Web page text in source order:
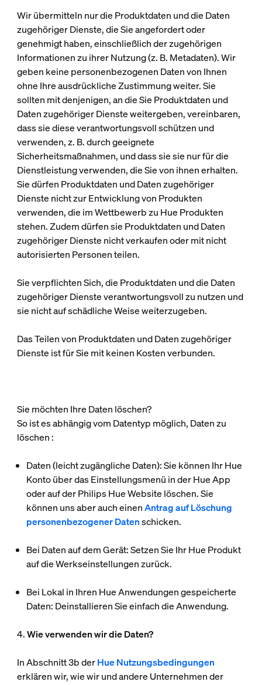
Wir übermitteln nur die Produktdaten und die Daten
zugehöriger Dienste, die Sie angefordert oder
genehmigt haben, einschließlich der zugehörigen
Informationen zu ihrer Nutzung (z. B. Metadaten). Wir
geben keine personenbezogenen Daten von Ihnen
ohne Ihre ausdrückliche Zustimmung weiter. Sie
sollten mit denjenigen, an die Sie Produktdaten und
Daten zugehöriger Dienste weitergeben, vereinbaren,
dass sie diese verantwortungsvoll schützen und
verwenden, z. B. durch geeignete
Sicherheitsmaßnahmen, und dass sie sie nur für die
Dienstleistung verwenden, die Sie von ihnen erhalten.
Sie dürfen Produktdaten und Daten zugehöriger
Dienste nicht zur Entwicklung von Produkten
verwenden, die im Wettbewerb zu Hue Produkten
stehen. Zudem dürfen sie Produktdaten und Daten
zugehöriger Dienste nicht verkaufen oder mit nicht
autorisierten Personen teilen.
Sie verpflichten Sich, die Produktdaten und die Daten
zugehöriger Dienste verantwortungsvoll zu nutzen und
sie nicht auf schädliche Weise weiterzugeben.
Das Teilen von Produktdaten und Daten zugehöriger
Dienste ist für Sie mit keinen Kosten verbunden.
Sie möchten Ihre Daten löschen?
So ist es abhängig vom Datentyp möglich, Daten zu
löschen :
Daten (leicht zugängliche Daten):Sie können Ihr Hue
Konto über das Einstellungsmenü in der Hue App
oder auf der Philips Hue Website löschen. Sie
können uns aber auch einenAntrag auf Löschung
personenbezogener Datenschicken.
Bei Daten auf dem Gerät:Setzen Sie Ihr Hue Produkt
auf die Werkseinstellungen zurück.
Bei Lokal in Ihren Hue Anwendungen gespeicherte
Daten: Deinstallieren Sie einfach die Anwendung.
4.Wie verwenden wir die Daten?
In Abschnitt 3b derHue Nutzungsbedingungen
erklären wir, wie wir und andere Unternehmen der